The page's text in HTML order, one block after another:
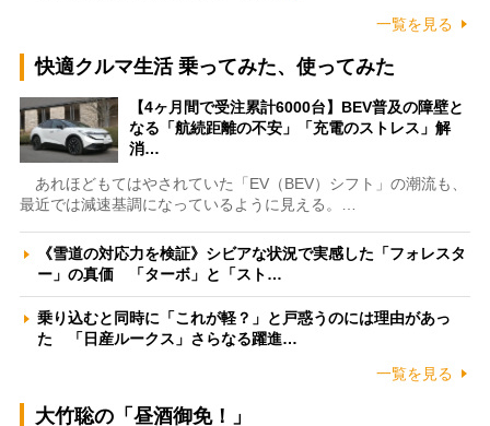
一覧を見る
快適クルマ生活 乗ってみた、使ってみた
【4ヶ月間で受注累計6000台】BEV普及の障壁と
なる「航続距離の不安」「充電のストレス」解
消…
あれほどもてはやされていた「EV（BEV）シフト」の潮流も、
最近では減速基調になっているように見える。…
《雪道の対応力を検証》シビアな状況で実感した「フォレスタ
ー」の真価 「ターボ」と「スト…
乗り込むと同時に「これが軽？」と戸惑うのには理由があっ
た 「日産ルークス」さらなる躍進…
一覧を見る
大竹聡の「昼酒御免！」